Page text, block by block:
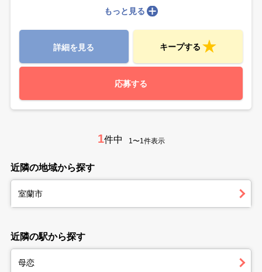
もっと見る
詳細を見る キープする
応募する
1件中 1〜1件表示
近隣の地域から探す
室蘭市
近隣の駅から探す
母恋